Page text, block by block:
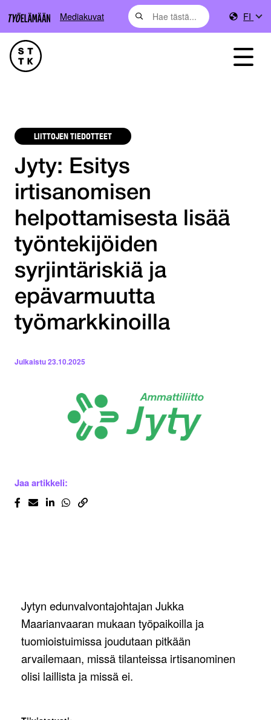
Mediakuvat FI
LIITTOJEN TIEDOTTEET
Jyty: Esitys
irtisanomisen
helpottamisesta lisää
työntekijöiden
syrjintäriskiä ja
epävarmuutta
työmarkkinoilla
Julkaistu23.10.2025
Jaa artikkeli:
Jytyn edunvalvontajohtajan Jukka
Maarianvaaran mukaan työpaikoilla ja
tuomioistuimissa joudutaan pitkään
arvailemaan, missä tilanteissa irtisanominen
olisi laillista ja missä ei.